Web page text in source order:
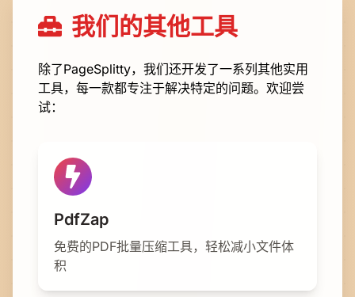
我们的其他工具
除了PageSplitty，我们还开发了一系列其他实用
工具，每一款都专注于解决特定的问题。欢迎尝
试：
PdfZap
免费的PDF批量压缩工具，轻松减小文件体
积